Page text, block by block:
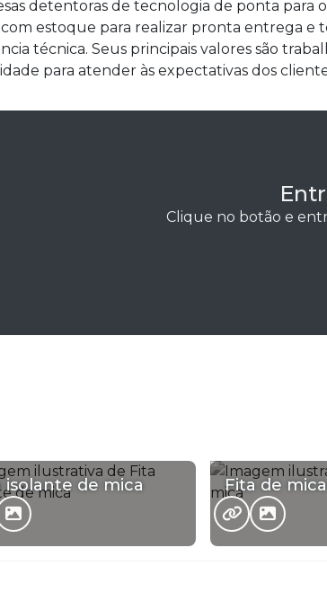
detentoras de tecnologia de ponta para
estoque para realizar pronta entrega e
técnica. Seus principais valores são
para atender às expectativas dos
Clique no botão e
isolante de mica Fita de mica